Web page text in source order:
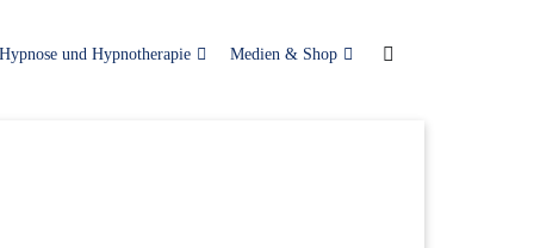
Hypnose und Hypnotherapie Medien & Shop